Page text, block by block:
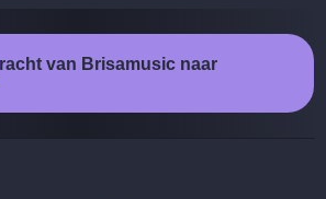
van Brisamusic naar